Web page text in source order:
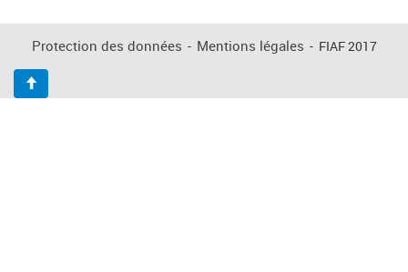
Protection des données - Mentions légales - FIAF 2017